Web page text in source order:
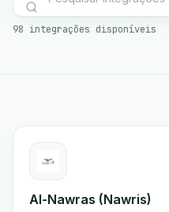
98 integrações disponíveis
Al-Nawras (Nawris)